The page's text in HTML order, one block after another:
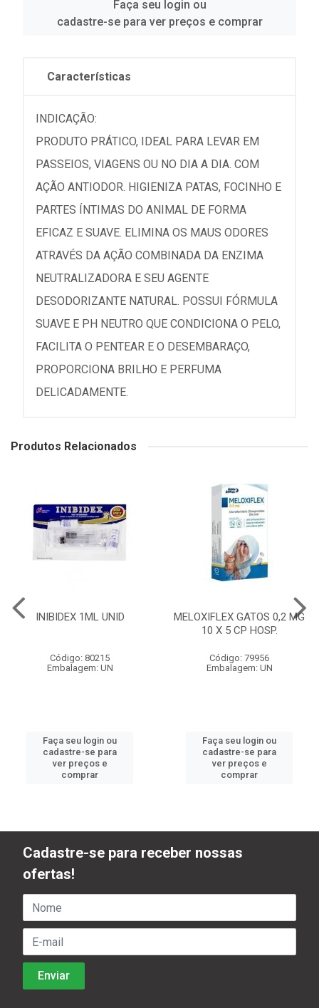
Faça seu login ou
cadastre-se para ver preços e comprar
Características
INDICAÇÃO:
PRODUTO PRÁTICO, IDEAL PARA LEVAR EM
PASSEIOS, VIAGENS OU NO DIA A DIA. COM
AÇÃO ANTIODOR. HIGIENIZA PATAS, FOCINHO E
PARTES ÍNTIMAS DO ANIMAL DE FORMA
EFICAZ E SUAVE. ELIMINA OS MAUS ODORES
ATRAVÉS DA AÇÃO COMBINADA DA ENZIMA
NEUTRALIZADORA E SEU AGENTE
DESODORIZANTE NATURAL. POSSUI FÓRMULA
SUAVE E PH NEUTRO QUE CONDICIONA O PELO,
FACILITA O PENTEAR E O DESEMBARAÇO,
PROPORCIONA BRILHO E PERFUMA
DELICADAMENTE.
Produtos Relacionados
INIBIDEX 1ML UNID
Código: 80215
Embalagem: UN
Faça seu login ou
cadastre-se para
ver preços e
comprar
MELOXIFLEX GATOS 0,2 MG
10 X 5 CP HOSP.
Código: 79956
Embalagem: UN
Faça seu login ou
cadastre-se para
ver preços e
comprar
Cadastre-se para receber nossas
ofertas!